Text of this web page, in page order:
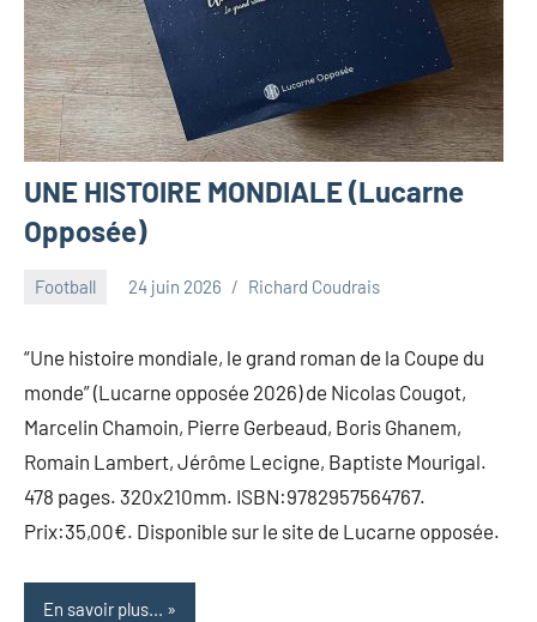
UNE HISTOIRE MONDIALE (Lucarne
Opposée)
Football 24 juin 2026 Richard Coudrais
“Une histoire mondiale, le grand roman de la Coupe du
monde” (Lucarne opposée 2026) de Nicolas Cougot,
Marcelin Chamoin, Pierre Gerbeaud, Boris Ghanem,
Romain Lambert, Jérôme Lecigne, Baptiste Mourigal.
478 pages. 320x210mm. ISBN:9782957564767.
Prix:35,00€. Disponible sur le site de Lucarne opposée.
En savoir plus...